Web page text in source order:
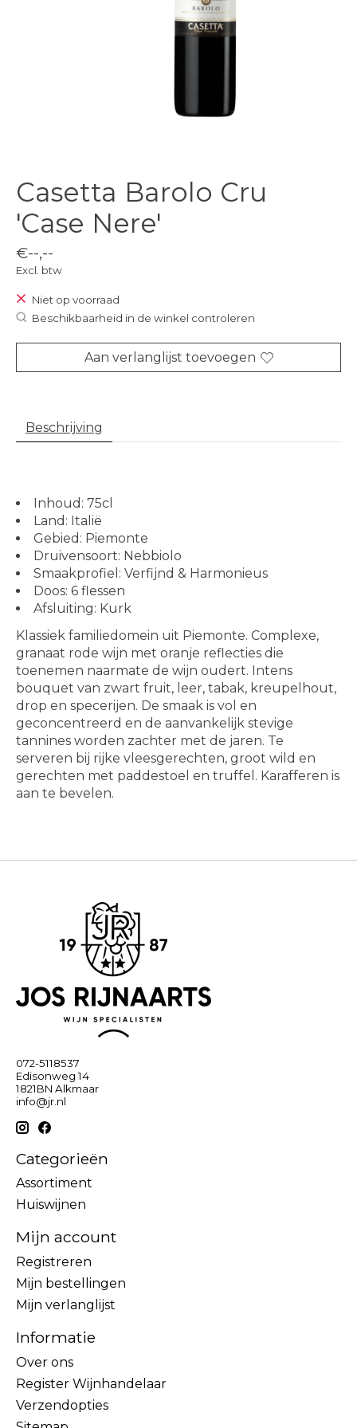
Casetta Barolo Cru
'Case Nere'
€--,--
Excl. btw
Niet op voorraad
Beschikbaarheid in de winkel controleren
Aan verlanglijst toevoegen
Beschrijving
Inhoud: 75cl
Land: Italië
Gebied: Piemonte
Druivensoort: Nebbiolo
Smaakprofiel: Verfijnd & Harmonieus
Doos: 6 flessen
Afsluiting: Kurk
Klassiek familiedomein uit Piemonte. Complexe,
granaat rode wijn met oranje reflecties die
toenemen naarmate de wijn oudert. Intens
bouquet van zwart fruit, leer, tabak, kreupelhout,
drop en specerijen. De smaak is vol en
geconcentreerd en de aanvankelijk stevige
tannines worden zachter met de jaren. Te
serveren bij rijke vleesgerechten, groot wild en
gerechten met paddestoel en truffel. Karafferen is
aan te bevelen.
072-5118537
Edisonweg 14
1821BN Alkmaar
info@jr.nl
Categorieën
Assortiment
Huiswijnen
Mijn account
Registreren
Mijn bestellingen
Mijn verlanglijst
Informatie
Over ons
Register Wijnhandelaar
Verzendopties